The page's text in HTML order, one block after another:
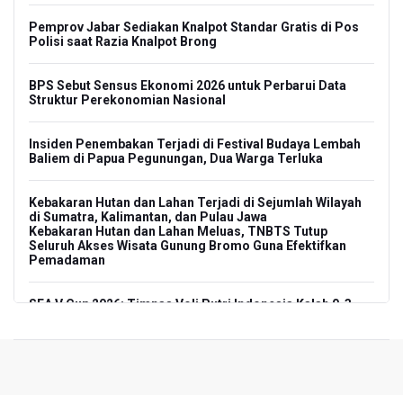
Pemprov Jabar Sediakan Knalpot Standar Gratis di Pos
Polisi saat Razia Knalpot Brong
BPS Sebut Sensus Ekonomi 2026 untuk Perbarui Data
Struktur Perekonomian Nasional
Insiden Penembakan Terjadi di Festival Budaya Lembah
Baliem di Papua Pegunungan, Dua Warga Terluka
Kebakaran Hutan dan Lahan Terjadi di Sejumlah Wilayah
di Sumatra, Kalimantan, dan Pulau Jawa
Kebakaran Hutan dan Lahan Meluas, TNBTS Tutup
Seluruh Akses Wisata Gunung Bromo Guna Efektifkan
Pemadaman
SEA V Cup 2026: Timnas Voli Putri Indonesia Kalah 0-3